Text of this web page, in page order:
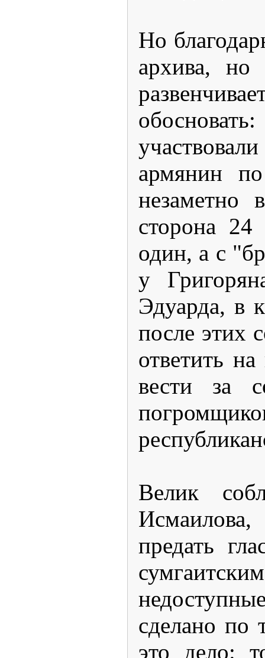
Но
архива,
армянин
незаметно
сторона 24
один, а с
у
Эдуарда, в
после этих
ответить
вести за
Велик
предать
сделано по
это дело: